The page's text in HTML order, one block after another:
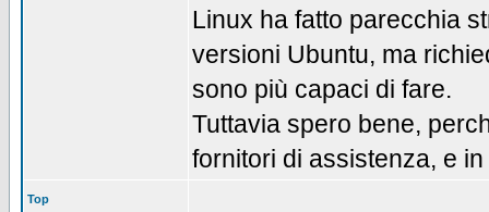
Linux ha fatto parecchia
versioni Ubuntu, ma
sono più capaci di fare.
Tuttavia spero bene,
fornitori di assistenza, e
Top